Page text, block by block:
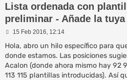
Lista ordenada con
preliminar - Añade la tuya
M
n
a
j
e
15 Feb 2016, 12:14
Hola, abro un hilo específico para
donde estamos. Las posiciones
Acalon (donde ahora mismo hay 92
113 115 plantillas introducidas). Así